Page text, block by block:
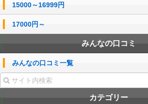
15000～16999円
17000円～
みんなの口コミ
みんなの口コミ一覧
カテゴリー